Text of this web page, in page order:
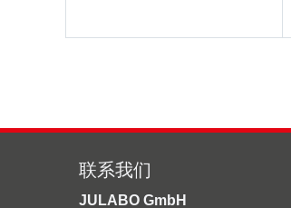
联系我们
JULABO GmbH